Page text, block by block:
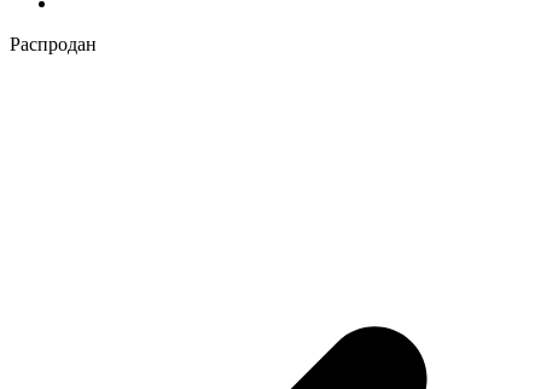
Распродан